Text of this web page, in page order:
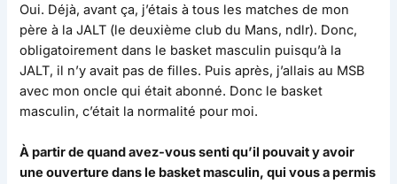
Oui. Déjà, avant ça, j’étais à tous les matches de mon
père à la JALT (le deuxième club du Mans, ndlr). Donc,
obligatoirement dans le basket masculin puisqu’à la
JALT, il n’y avait pas de filles. Puis après, j’allais au MSB
avec mon oncle qui était abonné. Donc le basket
masculin, c’était la normalité pour moi.
À partir de quand avez-vous senti qu’il pouvait y avoir
une ouverture dans le basket masculin, qui vous a permis